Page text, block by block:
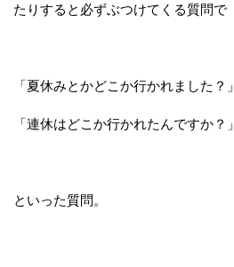
たりすると必ずぶつけてくる質問で
「夏休みとかどこか行かれました？」
「連休はどこか行かれたんですか？」
といった質問。